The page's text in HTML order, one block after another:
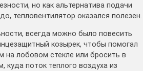
но как альтернатива подачи
тепловентилятор оказался полезен.
всегда можно было повесить
козырек, чтобы помогал
на лобовом стекле или бросить в
куда поток теплого воздуха из